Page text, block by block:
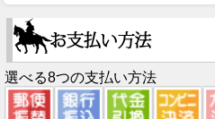
選べる8つの支払い方法